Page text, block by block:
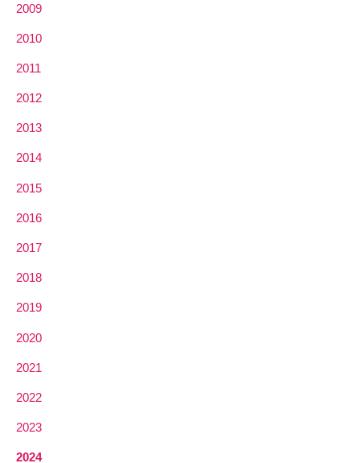
2009
2010
2011
2012
2013
2014
2015
2016
2017
2018
2019
2020
2021
2022
2023
2024